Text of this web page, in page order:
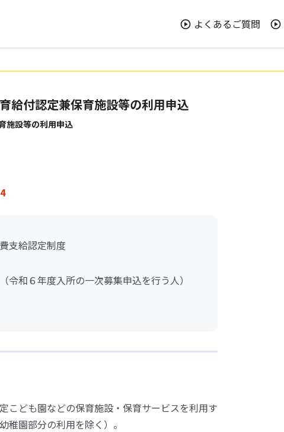
よくあるご質問
給付認定兼保育施設等の利用申込
施設等の利用申込
支給認定制度
令和６年度入所の一次募集申込を行う人）
こども園などの保育施設・保育サービスを利用す
稚園部分の利用を除く）。